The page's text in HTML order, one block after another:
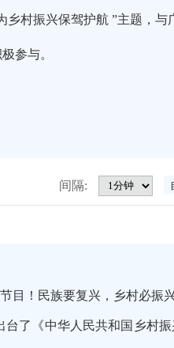
乡村振兴保驾护航 ”主题，
参与。
间隔:
目！民族要复兴，乡村必振
了《中华人民共和国乡村